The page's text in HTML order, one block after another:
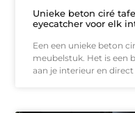
Unieke beton ciré
eyecatcher voor elk
Een een unieke beton
meubelstuk. Het is een
aan je interieur en direct